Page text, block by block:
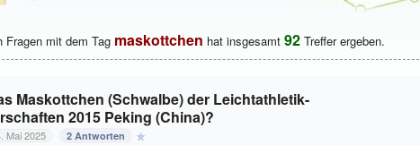
Fragen mit dem Tag maskottchen hat insgesamt 92 Treffer ergeben.
Maskottchen (Schwalbe) der Leichtathletik-
2015 Peking (China)?
Mai 2025 2 Antworten